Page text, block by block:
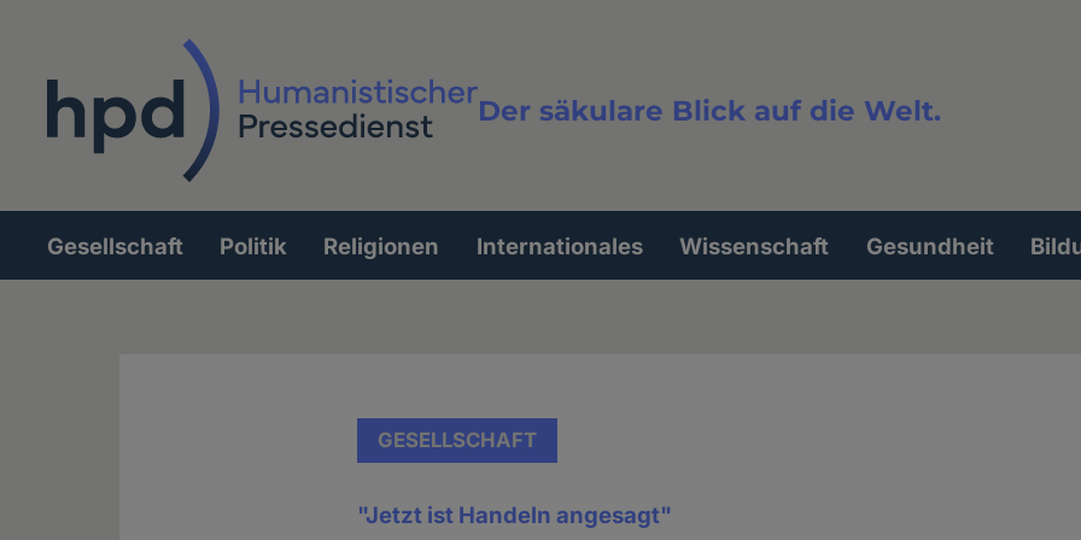
Der säkulare Blick auf die Welt.
Volltextsuche
Hauptnavigation
Gesellschaft Politik Religionen Internationales Wissenschaft Gesundheit
GESELLSCHAFT
"Jetzt ist Handeln angesagt"